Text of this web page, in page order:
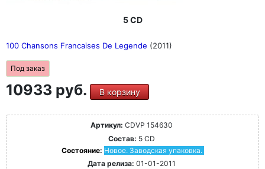
5 CD
100 Chansons Francaises De Legende (2011)
Под заказ
10933 руб. В корзину
Артикул: CDVP 154630
Состав: 5 CD
Состояние: Новое. Заводская упаковка.
Дата релиза: 01-01-2011